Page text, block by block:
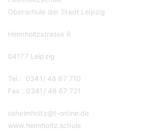
Oberschule der Stadt Leipzig
Helmholtzstrasse 6
04177 Leipzig
Tel.: 0341/ 48 67 710
Fax.: 0341/ 48 67 721
oshelmholtz@t-online.de
www.helmholtz.schule